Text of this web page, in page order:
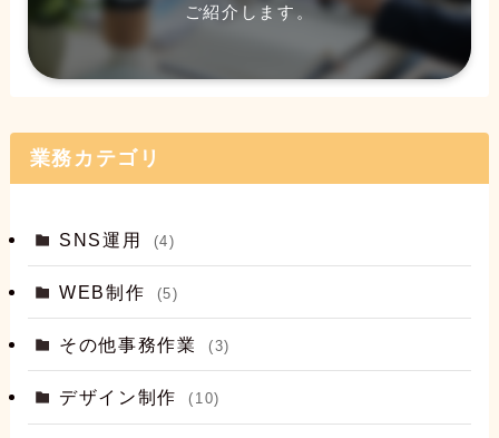
ご紹介します。
業務カテゴリ
SNS運用 (4)
WEB制作 (5)
その他事務作業 (3)
デザイン制作 (10)